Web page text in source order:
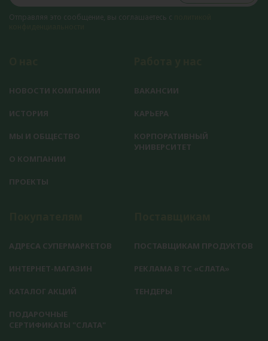
Отправляя это сообщение, вы соглашаетесь с
НОВОСТИ КОМПАНИИ
ИСТОРИЯ
МЫ И ОБЩЕСТВО
О КОМПАНИИ
ПРОЕКТЫ
ВАКАНСИИ
КАРЬЕРА
КОРПОРАТИВНЫЙ
УНИВЕРСИТЕТ
АДРЕСА СУПЕРМАРКЕТОВ
ИНТЕРНЕТ-МАГАЗИН
КАТАЛОГ АКЦИЙ
ПОДАРОЧНЫЕ
СЕРТИФИКАТЫ "СЛАТА"
ПОСТАВЩИКАМ ПРОДУКТОВ
РЕКЛАМА В ТС «СЛАТА»
ТЕНДЕРЫ